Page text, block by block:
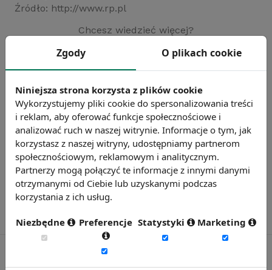
Źródło: http://www.rp.pl
Chcesz wiedzieć więcej?
Zgody O plikach cookie
Niniejsza strona korzysta z plików cookie
Wykorzystujemy pliki cookie do spersonalizowania treści
i reklam, aby oferować funkcje społecznościowe i
analizować ruch w naszej witrynie. Informacje o tym, jak
korzystasz z naszej witryny, udostępniamy partnerom
społecznościowym, reklamowym i analitycznym.
Partnerzy mogą połączyć te informacje z innymi danymi
otrzymanymi od Ciebie lub uzyskanymi podczas
korzystania z ich usług.
Niezbędne Preferencje Statystyki Marketing